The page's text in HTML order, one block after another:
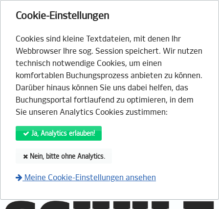
Cookie-Einstellungen
Cookies sind kleine Textdateien, mit denen Ihr
Webbrowser Ihre sog. Session speichert. Wir nutzen
technisch notwendige Cookies, um einen
komfortablen Buchungsprozess anbieten zu können.
Darüber hinaus können Sie uns dabei helfen, das
Buchungsportal fortlaufend zu optimieren, in dem
Sie unseren Analytics Cookies zustimmen:
Ja, Analytics erlauben!
Nein, bitte ohne Analytics.
Meine Cookie-Einstellungen ansehen